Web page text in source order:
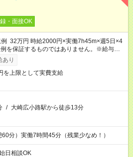
・面接OK
32万円 時給2000円×実働7h45m×週5日×4
を保証するものではありません。※給与即受
（利用条件有）
あり
を上限として実費支給
/ 大崎広小路駅から徒歩13分
分）実働7時間45分（残業少なめ！）
日相談OK